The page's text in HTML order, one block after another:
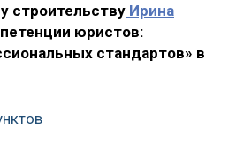
строительству Ирина
юристов:
стандартов» в